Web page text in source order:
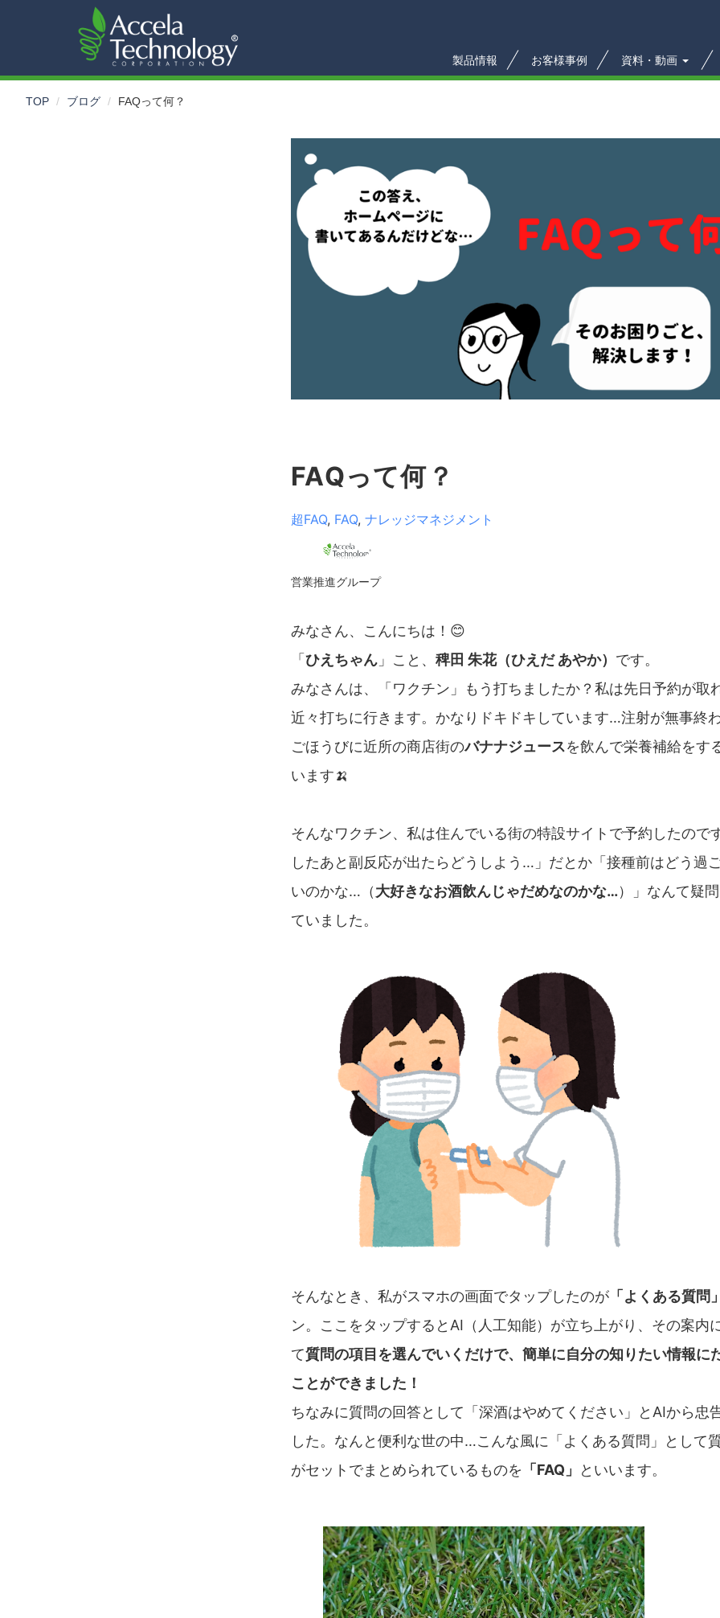
製品情報 お客様事例 資料・動画
TOP ブログ FAQって何？
FAQって何？
超FAQ, FAQ, ナレッジマネジメント
営業推進グループ
みなさん、こんにちは！😊
「 ひえちゃん 」こと、 稗田 朱花（ひえだ あやか） です。
みなさんは、「ワクチン」もう打ちましたか？私は先日予約が取
近々打ちに行きます。かなりドキドキしています…注射が無事終わ
ごほうびに近所の商店街のバナナジュースを飲んで栄養補給をす
います🍌
そんなワクチン、私は住んでいる街の特設サイトで予約したので
したあと副反応が出たらどうしよう…」だとか「接種前はどう過
いのかな…（大好きなお酒飲んじゃだめなのかな…）」なんて疑
ていました。
そんなとき、私がスマホの画面でタップしたのが 「よくある質問」
ン。ここをタップするとAI（人工知能）が立ち上がり、その案内
て質問の項目を選んでいくだけで、簡単に自分の知りたい情報に
ことができました！
ちなみに質問の回答として「深酒はやめてください」とAIから忠
した。なんと便利な世の中…こんな風に「よくある質問」として
がセットでまとめられているものを 「FAQ」 といいます。